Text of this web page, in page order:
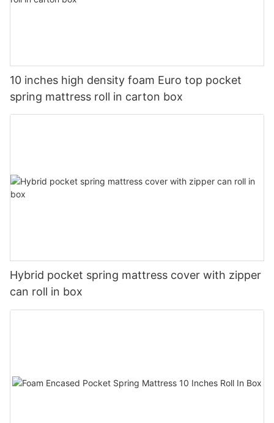
10 inches high density foam Euro top pocket
spring mattress roll in carton box
Hybrid pocket spring mattress cover with zipper
can roll in box